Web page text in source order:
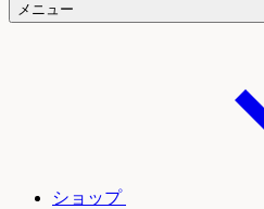
メニュー
ショップ